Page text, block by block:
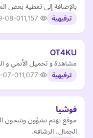
بالإضافة إلى تغطية بعض
ترفيهية 08-01
OT4KU
مشاهدة و تحميل الأنمي و
ترفيهية 07-01
فوشيا
موقع يهتم بشؤون وشجون
الجمال، الرشاقة.